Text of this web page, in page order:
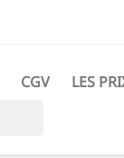
CGV LES